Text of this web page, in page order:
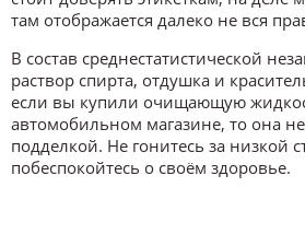
там отображается далеко не вся
В состав среднестатистической
раствор спирта, отдушка и
если вы купили очищающую
автомобильном магазине, то она
подделкой. Не гонитесь за низкой
побеспокойтесь о своём здоровье.